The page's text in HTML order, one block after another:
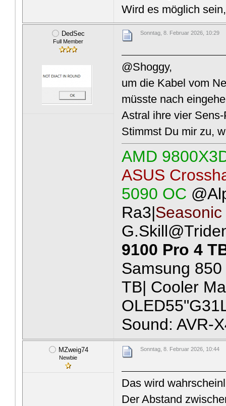
Wird es möglich
DedSec
Full Member
Sonntag, 8. Februar 2026, 10:29
@Shoggy,
um die Kabel vom
müsste nach
Astral ihre vier
Stimmst Du mir zu,
AMD
ASUS
5090 OC
Ra3|
9100 Pro 4
Samsung
TB| Cooler
Sound: AVR-
MZweig74
Newbie
Sonntag, 8. Februar 2026, 10:44
Das wird
Der Abstand